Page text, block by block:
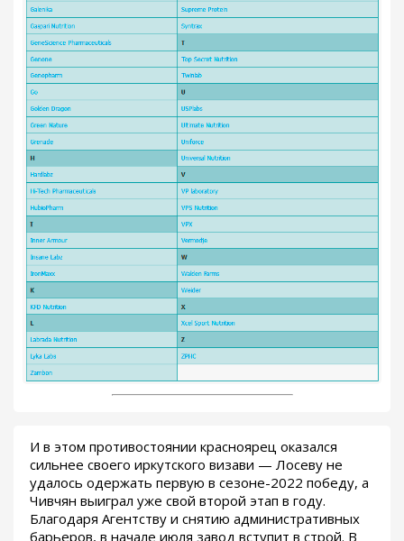
И в этом противостоянии красноярец оказался
сильнее своего иркутского визави — Лосеву не
удалось одержать первую в сезоне-2022 победу, а
Чивчян выиграл уже свой второй этап в году.
Благодаря Агентству и снятию административных
барьеров, в начале июля завод вступит в строй. В